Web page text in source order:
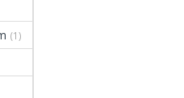
(1)